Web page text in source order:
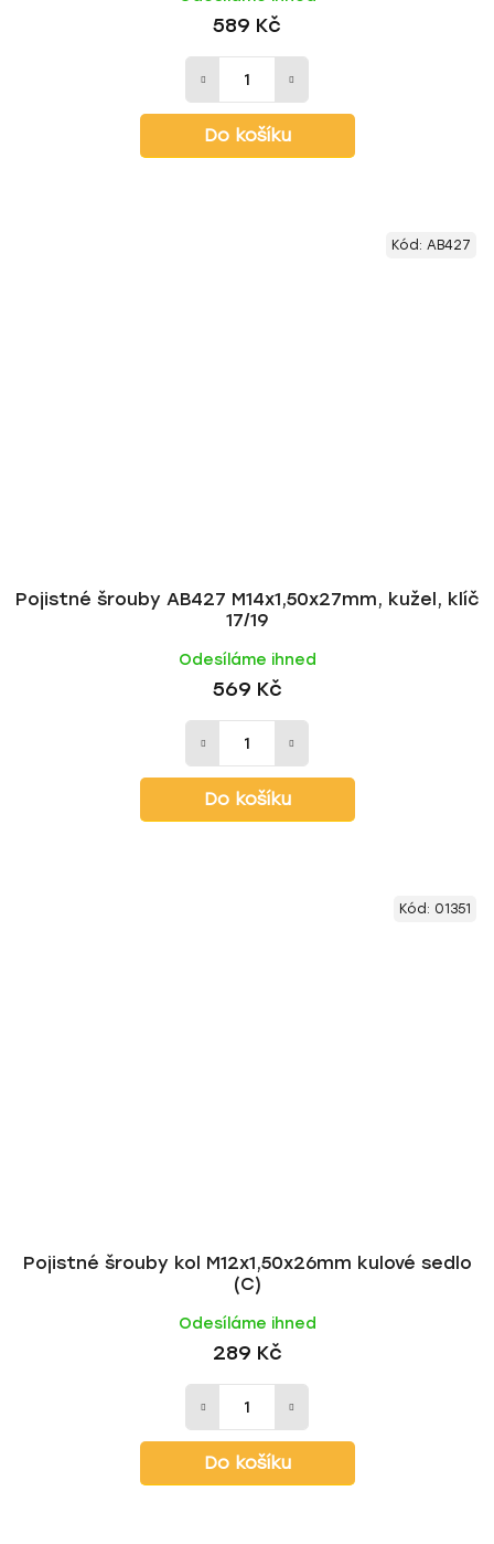
589 Kč
Do košíku
Pojistné šrouby AB427 M14x1,50x27mm, kužel, klíč
17/19
Odesíláme ihned
569 Kč
Do košíku
Kód: AB427
Pojistné šrouby kol M12x1,50x26mm kulové sedlo
(C)
Odesíláme ihned
289 Kč
Do košíku
Kód: 01351